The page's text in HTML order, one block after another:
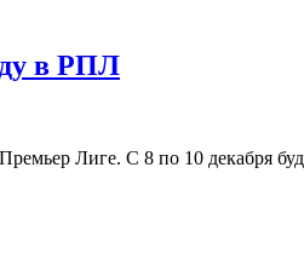
в РПЛ
Лиге. С 8 по 10 декабря